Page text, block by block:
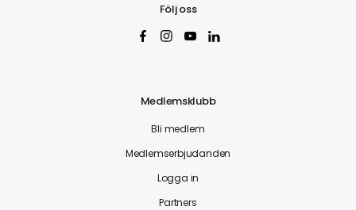
Följ oss
Medlemsklubb
Bli medlem
Medlemserbjudanden
Logga in
Partners